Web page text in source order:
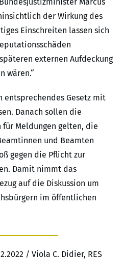
der Wirkung des
Einschreiten lassen sich
externen Aufdeckung
wären.“
entsprechendes Gesetz mit
Danach sollen die
für Meldungen gelten, die
und Beamten
gegen die Pflicht zur
Damit nimmt das
auf die Diskussion um
im öffentlichen
/ Viola C. Didier, RES